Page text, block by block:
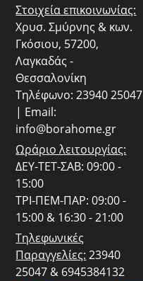
Στοιχεία επικοινωνίας:
Χρυσ. Σμύρνης & κων.
Γκόσιου, 57200,
Λαγκαδάς -
Θεσσαλονίκη
Τηλέφωνο: 23940 25047
| Email:
info@borahome.gr
Ωράριο λειτουργίας:
ΔΕΥ-ΤΕΤ-ΣΑΒ: 09:00 -
15:00
ΤΡΙ-ΠΕΜ-ΠΑΡ: 09:00 -
15:00 & 16:30 - 21:00
Τηλεφωνικές
Παραγγελίες: 23940
25047 & 6945384132